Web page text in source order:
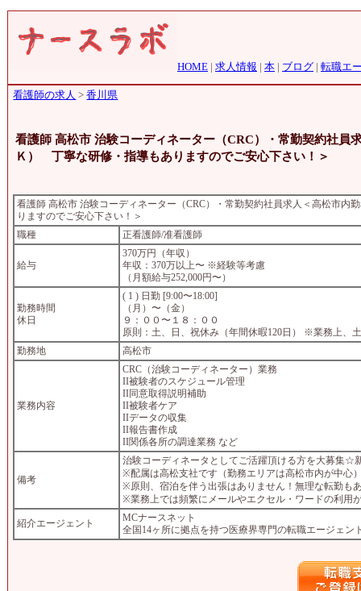
HOME | 求人情報 | 本 | ブログ | 転職エ
看護師の求人 >香川県
看護師 高松市 治験コーディネーター（CRC）・常勤契約社員
Ｋ） 丁寧な研修・指導もありますのでご安心下さい！＞
看護師 高松市 治験コーディネーター（CRC）・常勤契約社員求人＜高松市
りますのでご安心下さい！＞
職種
正看護師/准看護師
給与
370万円（年収）
年収：370万以上〜 ※経験等考慮
（月額給与252,000円〜）
勤務時間
休日
( 1 ) 日勤 [9:00〜18:00]
（月）〜（金）
９：００〜１８：００
原則：土、日、祝休み（年間休暇120日） ※業務上、
勤務地
高松市
業務内容
CRC（治験コーディネーター）業務
II被験者のスケジュール管理
II同意取得説明補助
II被験者ケア
IIデータの収集
II報告書作成
II関係各所の調達業務 など
備考
治験コーディネータとしてご活躍頂ける方を大募集☆
※配属は高松支社です（勤務エリアは高松市内が中心
※原則、宿泊を伴う出張はありません！無理な転勤も
※業務上では頻繁にメールやエクセル・ワードの利用
紹介エージェント
MCナースネット
全国14ヶ所に拠点を持つ医療界専門の転職エージェン